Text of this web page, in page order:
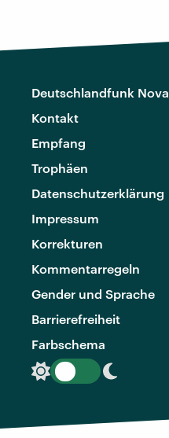
Deutschlandfunk Nova
Kontakt
Empfang
Trophäen
Datenschutzerklärung
Impressum
Korrekturen
Kommentarregeln
Gender und Sprache
Barrierefreiheit
Farbschema